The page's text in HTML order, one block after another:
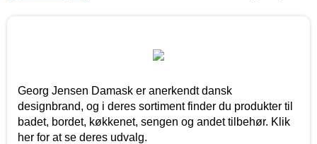
Georg Jensen Damask er anerkendt dansk
designbrand, og i deres sortiment finder du produkter til
badet, bordet, køkkenet, sengen og andet tilbehør. Klik
her for at se deres udvalg.